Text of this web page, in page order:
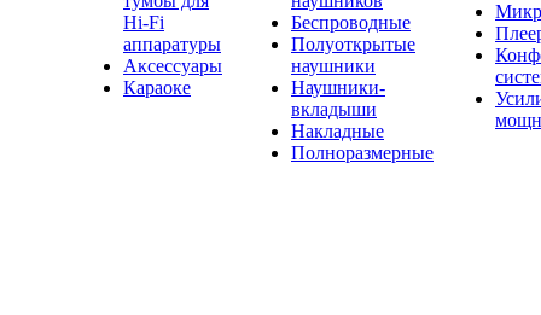
Hi-Fi
аппаратуры
Аксессуары
Караоке
Беспроводные
Полуоткрытые
наушники
Наушники-
вкладыши
Накладные
Полноразмерные